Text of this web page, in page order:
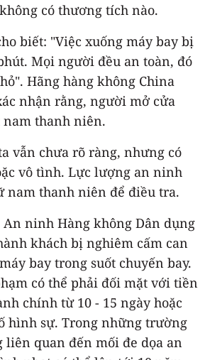
có thương tích nào.
biết: "Việc xuống máy bay bị
Mọi người đều an toàn, đó
Hãng hàng không China
nhận rằng, người mở cửa
thanh niên.
vẫn chưa rõ ràng, nhưng có
vô tình. Lực lượng an ninh
nam thanh niên để điều tra.
An ninh Hàng không Dân dụng
khách bị nghiêm cấm can
bay trong suốt chuyến bay.
có thể phải đối mặt với tiền
chính từ 10 - 15 ngày hoặc
hình sự. Trong những trường
quan đến mối đe dọa an